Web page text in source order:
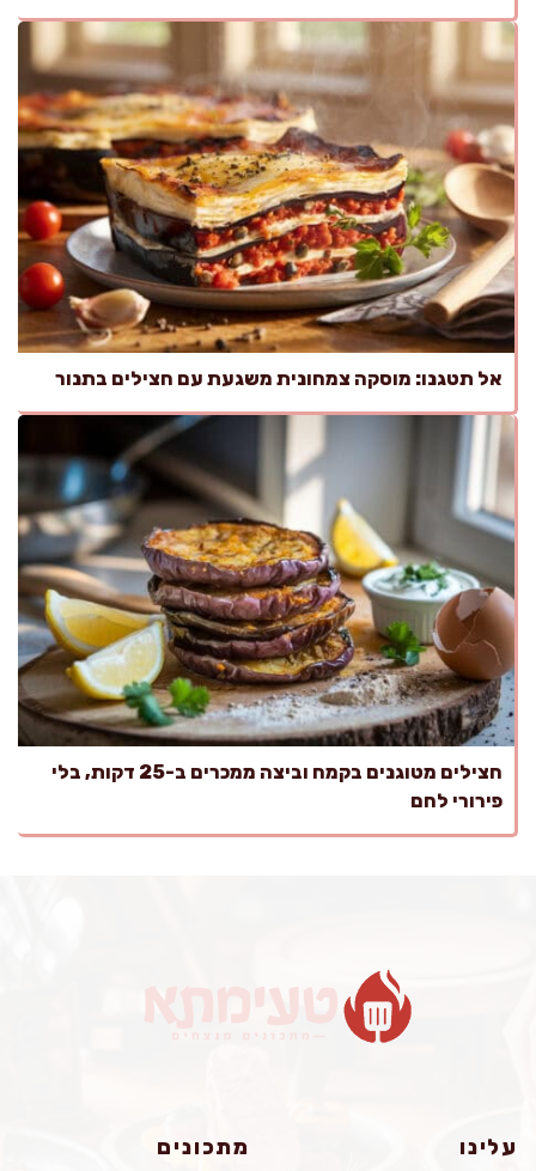
אל תטגנו: מוסקה צמחונית משגעת עם חצילים בתנור
חצילים מטוגנים בקמח וביצה ממכרים ב-25 דקות, בלי
פירורי לחם
עלינו מתכונים